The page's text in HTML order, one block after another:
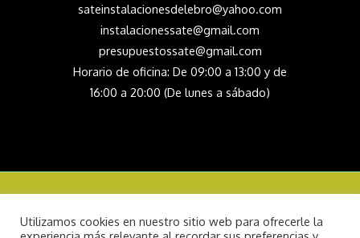
sateinstalacionesdelebro@yahoo.com
instalacionessate@gmail.com
presupuestossate@gmail.com
Horario de oficina: De 09:00 a 13:00 y de
16:00 a 20:00 (De lunes a sábado)
Utilizamos cookies en nuestro sitio web para ofrecerle la